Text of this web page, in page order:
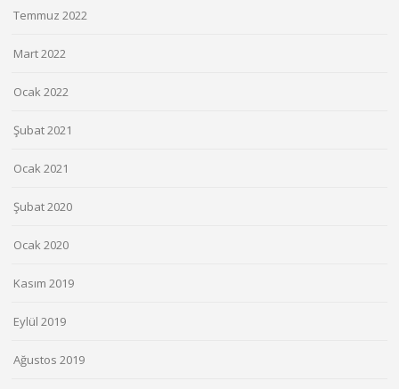
Temmuz 2022
Mart 2022
Ocak 2022
Şubat 2021
Ocak 2021
Şubat 2020
Ocak 2020
Kasım 2019
Eylül 2019
Ağustos 2019